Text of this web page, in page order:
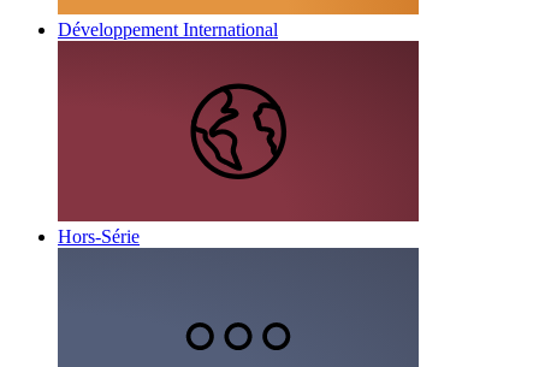
Développement International
Hors-Série